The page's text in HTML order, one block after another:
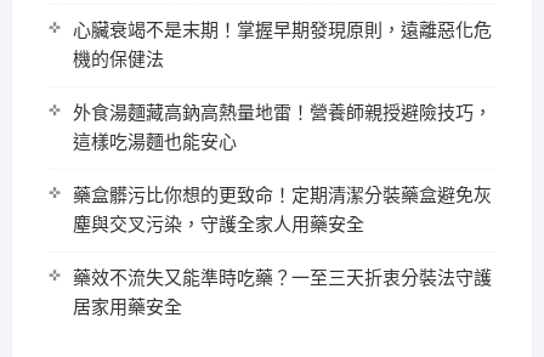
心臟衰竭不是末期！掌握早期發現原則，遠離惡化危
機的保健法
外食湯麵藏高鈉高熱量地雷！營養師親授避險技巧，
這樣吃湯麵也能安心
藥盒髒污比你想的更致命！定期清潔分裝藥盒避免灰
塵與交叉污染，守護全家人用藥安全
藥效不流失又能準時吃藥？一至三天折衷分裝法守護
居家用藥安全